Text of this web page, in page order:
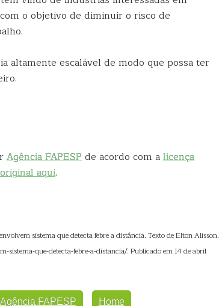
o objetivo de diminuir o risco de
altamente escalável de modo que possa ter
Agência FAPESPde acordo com alicença
original aqui.
sistema que detecta febre a distância. Texto de Elton Alisson.
que-detecta-febre-a-distancia/. Publicado em 14 de abril
FAPESP Home